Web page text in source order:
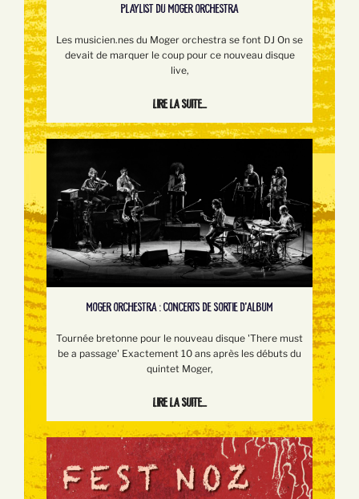
PLAYLIST DU MOGER ORCHESTRA
Les musicien.nes du Moger orchestra se font DJ On se
devait de marquer le coup pour ce nouveau disque
live,
Lire la suite...
MOGER ORCHESTRA : CONCERTS DE SORTIE D'ALBUM
Tournée bretonne pour le nouveau disque 'There must
be a passage' Exactement 10 ans après les débuts du
quintet Moger,
Lire la suite...